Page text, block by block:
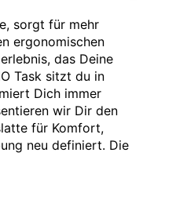
sorgt für mehr
ergonomischen
das Deine
Task sitzt du in
Dich immer
wir Dir den
für Komfort,
neu definiert. Die